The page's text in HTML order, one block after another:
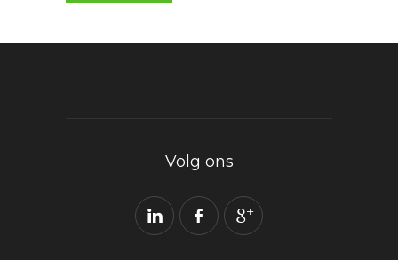
Volg ons